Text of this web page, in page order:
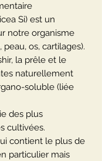
Si) est un
notre organisme
os, cartilages).
la prêle et le
naturellement
soluble (liée
des plus
cultivées.
contient le plus de
particulier mais